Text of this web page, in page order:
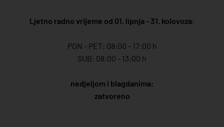
Ljetno radno vrijeme od 01. lipnja - 31. kolovoza:
PON - PET: 08:00 - 17:00 h
SUB: 08:00 - 13:00 h
nedjeljom i blagdanima:
zatvoreno